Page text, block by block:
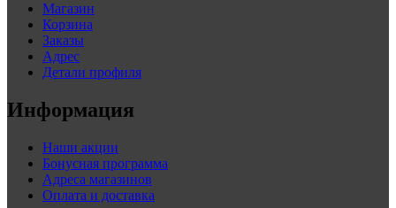
Магазин
Корзина
Заказы
Адрес
Детали профиля
Информация
Наши акции
Бонусная программа
Адреса магазинов
Оплата и доставка